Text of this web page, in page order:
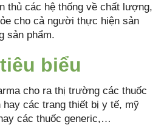
thủ các hệ thống về chất lượng,
cho cả người thực hiện sản
sản phẩm.
biểu
cho ra thị trường các thuốc
các trang thiết bị y tế, mỹ
các thuốc generic,…